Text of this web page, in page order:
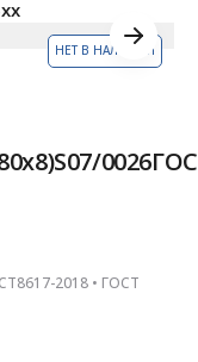
НЕТ В НАЛИЧИИ
2018 • ГОСТ